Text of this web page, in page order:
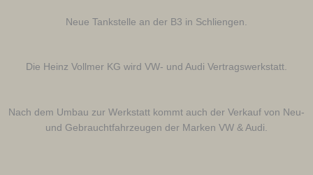
Neue Tankstelle an der B3 in Schliengen.
Die Heinz Vollmer KG wird VW- und Audi Vertragswerkstatt.
Nach dem Umbau zur Werkstatt kommt auch der Verkauf von Neu-
und Gebrauchtfahrzeugen der Marken VW & Audi.